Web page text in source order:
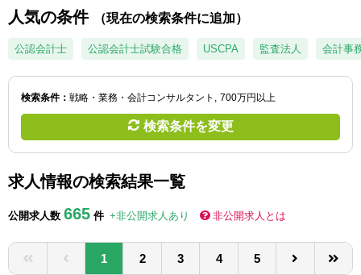
公認会計士試験合格向けの求人
USCPA（米国公認会計士）の求人
女性会計士の転職
個別転職相談会・セミナー
転職お役立ち情報
人気の条件 （現在の検索条件に追加）
公認会計士 公認会計士試験合格 USCPA 監査法人 会計事
検索条件： 戦略・業務・会計コンサルタント 700万円以上
検索条件を変更
求人情報の検索結果一覧
公開求人数 665 件 +非公開求人あり 非公開求人とは
1 2 3 4 5